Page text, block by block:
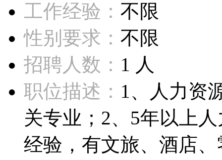
工作经验： 不限
性别要求： 不限
招聘人数： 1 人
职位描述： 1、人力资
关专业；2、5年以上
经验，有文旅、酒店